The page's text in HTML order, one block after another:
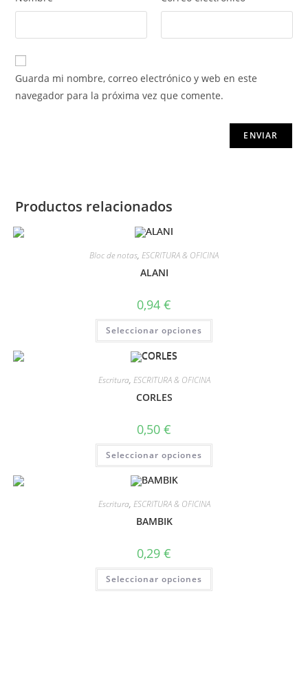
Guarda mi nombre, correo electrónico y web en este
navegador para la próxima vez que comente.
Productos relacionados
Bloc de notas, ESCRITURA & OFICINA
ALANI
0,94 €
Seleccionar opciones
Escritura, ESCRITURA & OFICINA
CORLES
0,50 €
Seleccionar opciones
Escritura, ESCRITURA & OFICINA
BAMBIK
0,29 €
Seleccionar opciones